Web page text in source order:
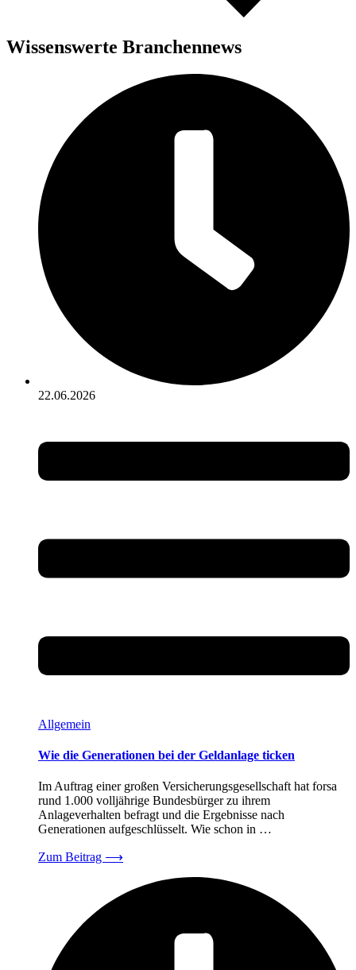
Wissenswerte Branchennews
22.06.2026
Allgemein
Wie die Generationen bei der Geldanlage ticken
Im Auftrag einer großen Versicherungsgesellschaft hat forsa
rund 1.000 volljährige Bundesbürger zu ihrem
Anlageverhalten befragt und die Ergebnisse nach
Generationen aufgeschlüsselt. Wie schon in …
Zum Beitrag ⟶